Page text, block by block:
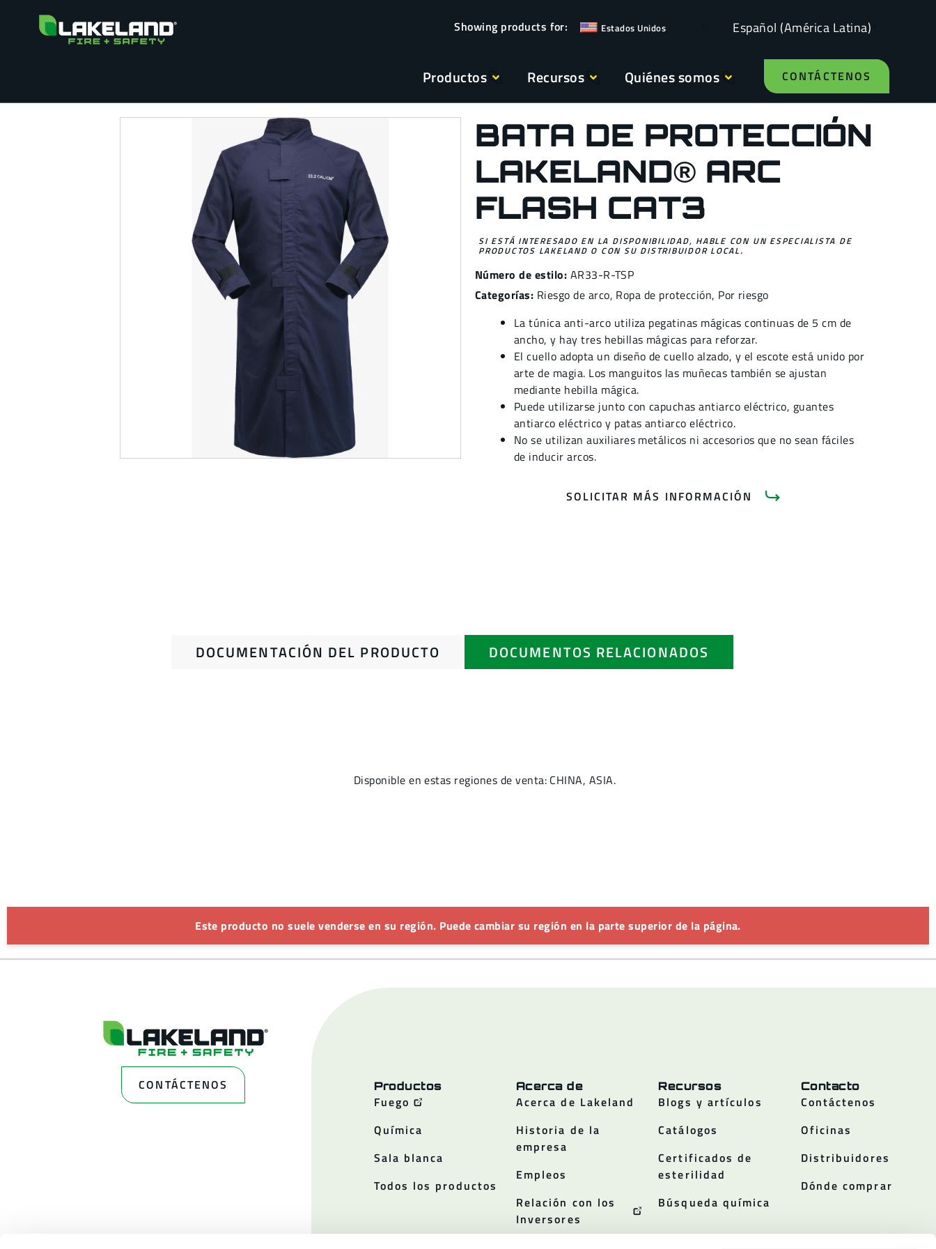
Estados Unidos Español (América Latina)
Productos Recursos Quiénes somos CONTÁCTENOS
BATA DE PROTECCIÓN
LAKELAND® ARC
FLASH CAT3
SI ESTÁ INTERESADO EN LA DISPONIBILIDAD, HABLE CON UN ESPECIALISTA DE
PRODUCTOS LAKELAND O CON SU DISTRIBUIDOR LOCAL.
Número de estilo: AR33-R-TSP
Categorías: Riesgo de arco, Ropa de protección, Por riesgo
La túnica anti-arco utiliza pegatinas mágicas continuas de 5 cm de
ancho, y hay tres hebillas mágicas para reforzar.
El cuello adopta un diseño de cuello alzado, y el escote está unido por
arte de magia. Los manguitos las muñecas también se ajustan
mediante hebilla mágica.
Puede utilizarse junto con capuchas antiarco eléctrico, guantes
antiarco eléctrico y patas antiarco eléctrico.
No se utilizan auxiliares metálicos ni accesorios que no sean fáciles
de inducir arcos.
SOLICITAR MÁS INFORMACIÓN
DOCUMENTACIÓN DEL PRODUCTO DOCUMENTOS RELACIONADOS
Disponible en estas regiones de venta: CHINA, ASIA.
Este producto no suele venderse en su región. Puede cambiar su región en la parte superior de la página.
CONTÁCTENOS Productos
Fuego
Química
Sala blanca
Todos los productos
Acerca de
Acerca de Lakeland
Historia de la
empresa
Empleos
Relación con los
Inversores
Recursos
Blogs y artículos
Catálogos
Certificados de
esterilidad
Búsqueda química
Contacto
Contáctenos
Oficinas
Distribuidores
Dónde comprar